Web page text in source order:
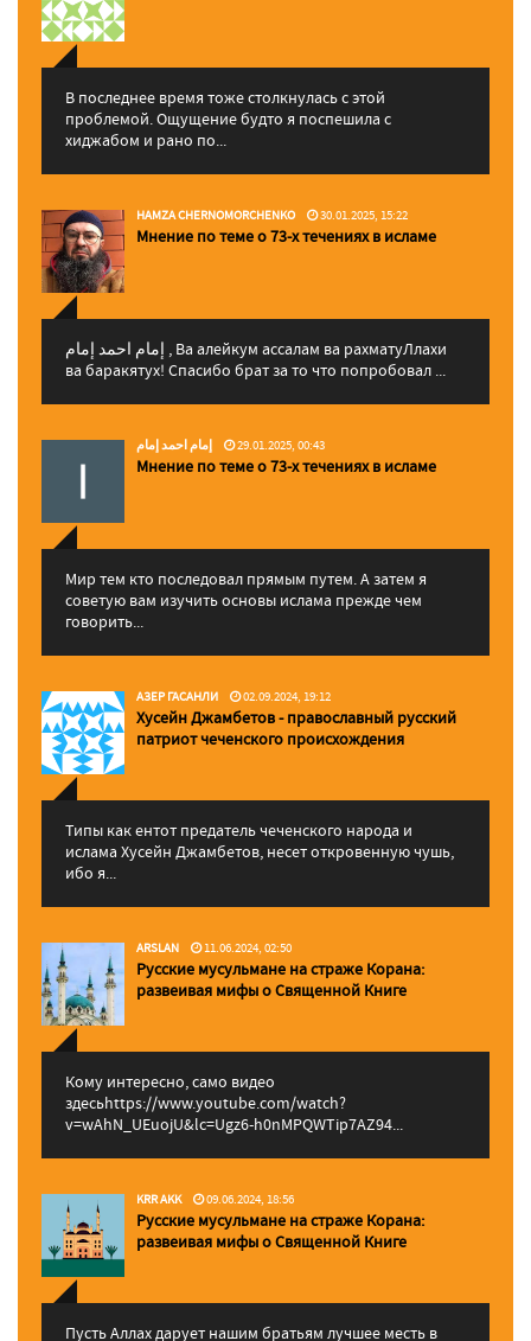
В последнее время тоже столкнулась с этой
проблемой. Ощущение будто я поспешила с
хиджабом и рано по...
HAMZA CHERNOMORCHENKO 30.01.2025, 15:22
Мнение по теме о 73-х течениях в исламе
إمام احمد إمام , Ва алейкум ассалам ва рахматуЛлахи
ва баракятух! Спасибо брат за то что попробовал ...
إمام احمد إمام 29.01.2025, 00:43
Мнение по теме о 73-х течениях в исламе
Мир тем кто последовал прямым путем. А затем я
советую вам изучить основы ислама прежде чем
говорить...
АЗЕР ГАСАНЛИ 02.09.2024, 19:12
Хусейн Джамбетов - православный русский
патриот чеченского происхождения
Типы как ентот предатель чеченского народа и
ислама Хусейн Джамбетов, несет откровенную чушь,
ибо я...
ARSLAN 11.06.2024, 02:50
Русские мусульмане на страже Корана:
pазвеивая мифы о Священной Книге
Кому интересно, само видео
здесьhttps://www.youtube.com/watch?
v=wAhN_UEuojU&lc=Ugz6-h0nMPQWTip7AZ94...
KRR AKK 09.06.2024, 18:56
Русские мусульмане на страже Корана:
pазвеивая мифы о Священной Книге
Пусть Аллах дарует нашим братьям лучшее месть в